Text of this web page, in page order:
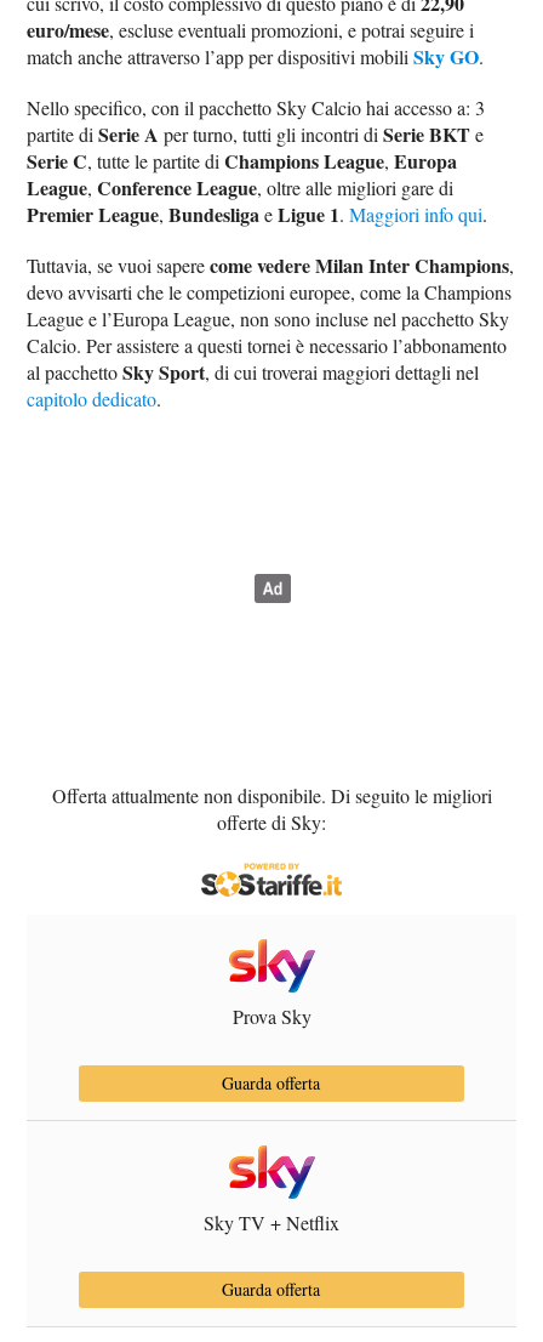
euro/mese, escluse eventuali promozioni, e potrai seguire i
match anche attraverso l’app per dispositivi mobiliSky GO.
Nello specifico, con il pacchetto Sky Calcio hai accesso a: 3
partite diSerie A per turno, tutti gli incontri diSerie BKTe
Serie C, tutte le partite diChampions League,Europa
League,Conference League, oltre alle migliori gare di
Premier League,Bundesliga eLigue 1.Maggiori info qui.
Tuttavia, se vuoi saperecome vedere Milan Inter Champions,
devo avvisarti che le competizioni europee, come la Champions
League e l’Europa League, non sono incluse nel pacchetto Sky
Calcio. Per assistere a questi tornei è necessario l’abbonamento
al pacchettoSky Sport, di cui troverai maggiori dettagli nel
capitolo dedicato.
Offerta attualmente non disponibile. Di seguito le migliori
offerte di Sky:
Prova Sky
Guarda offerta
Sky TV + Netflix
Guarda offerta